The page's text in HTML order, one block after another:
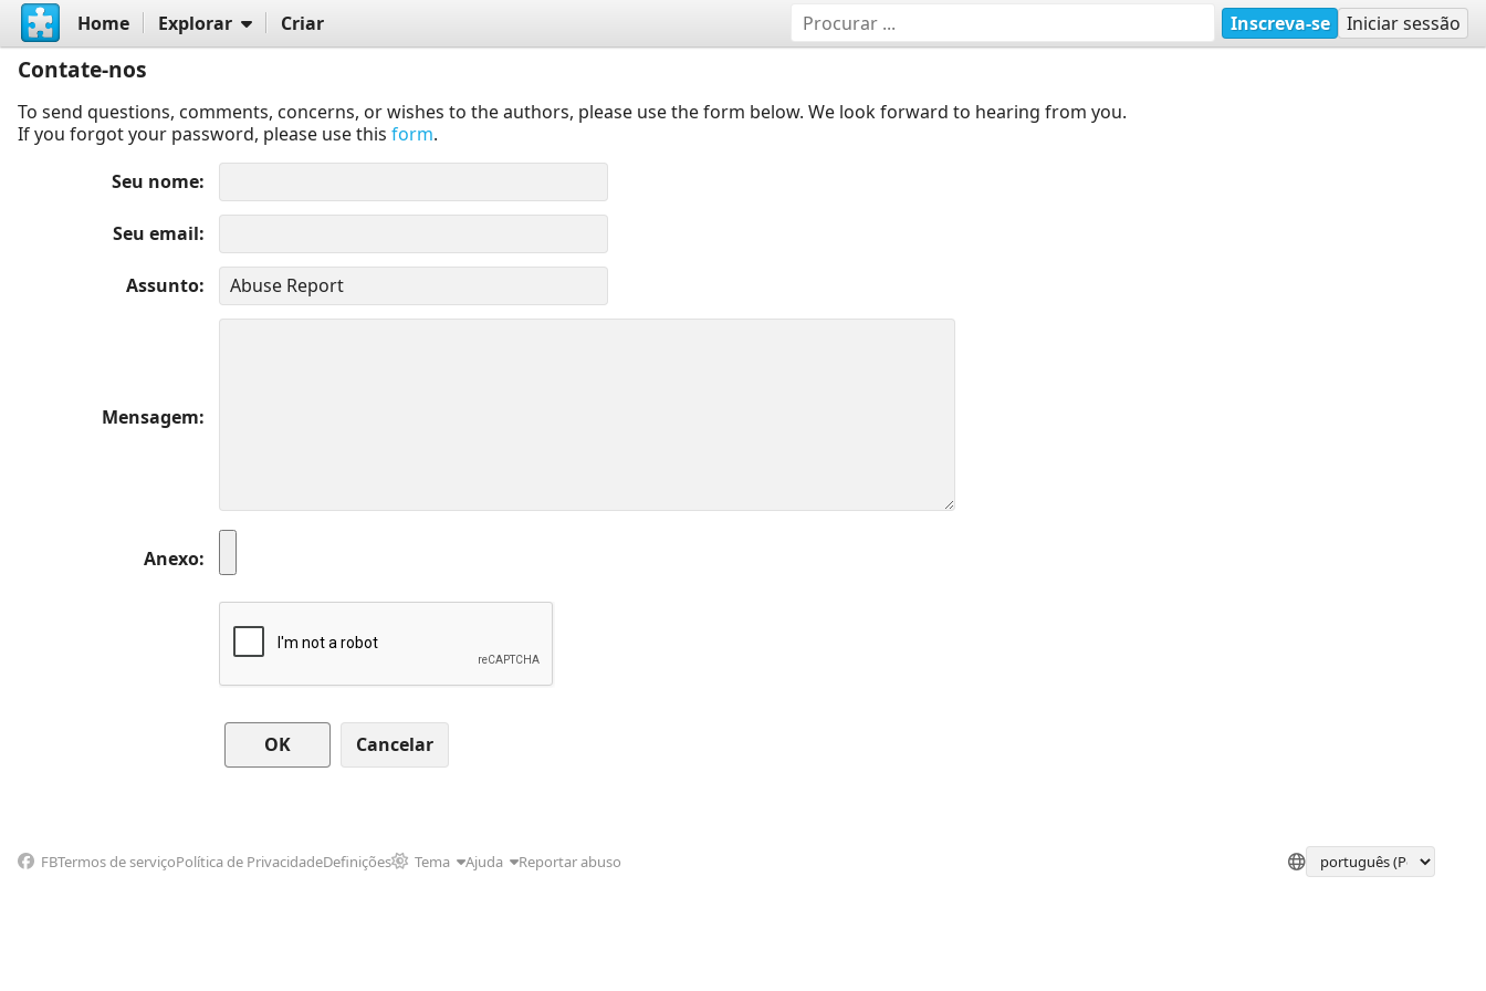
Home Explorar Criar Inscreva-se Iniciar sessão
Contate-nos
To send questions, comments, concerns, or wishes to the authors, please use the form below. We look forward to hearing from you.
If you forgot your password, please use this form.
Seu nome
Seu email
Assunto
Mensagem
Anexo
Cancelar
FBTermos de serviçoPolítica de PrivacidadeDefinições Tema Ajuda Reportar abuso